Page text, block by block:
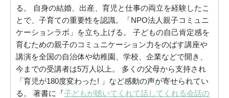
る。 自身の結婚、出産、育児と仕事の両立を経験したこ
とで、子育ての重要性を認識。「NPO法人親子コミュニ
ケーションラボ」を立ち上げる。 子どもの自己肯定感を
育むための親子のコミュニケーション力をのばす講座や
講演を全国の自治体や幼稚園、学校、企業などで開き、
今までの受講者は5万人以上。 多くの父母から支持され
「育児が180度変わった! 」など感動の声が寄せられてい
る。 著書に『子どもが聴いてくれて話してくれる会話の